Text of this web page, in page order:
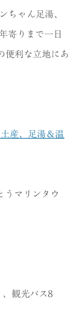
ちゃん足湯、
寄りまで一日
便利な立地にあ
産、足湯＆温
うマリンタウ
観光バス8